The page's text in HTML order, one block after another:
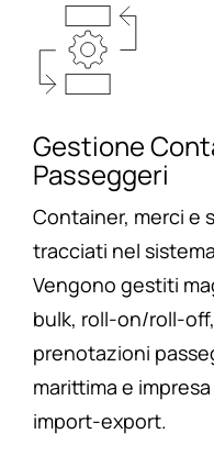
Gestione
Passeggeri
Container, merci e
tracciati nel
Vengono gestiti
bulk, roll-on/roll-
prenotazioni
marittima e
import-export.